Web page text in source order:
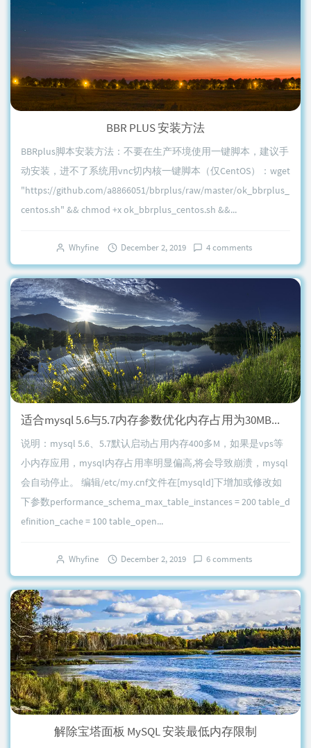
BBR PLUS 安装方法
BBRplus脚本安装方法：不要在生产环境使用一键脚本，建议手
动安装，进不了系统用vnc切内核一键脚本（仅CentOS）：wget
"https://github.com/a8866051/bbrplus/raw/master/ok_bbrplus_
centos.sh" && chmod +x ok_bbrplus_centos.sh &&...
Whyfine December 2, 2019 4 comments
适合mysql 5.6与5.7内存参数优化内存占用为30MB左右
说明：mysql 5.6、5.7默认启动占用内存400多M，如果是vps等
小内存应用，mysql内存占用率明显偏高,将会导致崩溃，mysql
会自动停止。 编辑/etc/my.cnf文件在[mysqld]下增加或修改如
下参数performance_schema_max_table_instances = 200 table_d
efinition_cache = 100 table_open...
Whyfine December 2, 2019 6 comments
解除宝塔面板 MySQL 安装最低内存限制